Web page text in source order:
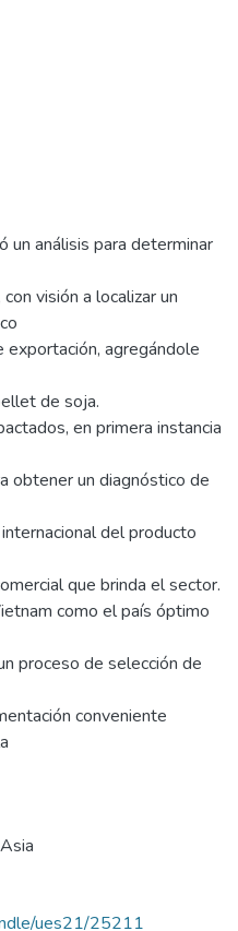
un análisis para determinar
visión a localizar un
exportación, agregándole
de soja.
en primera instancia
obtener un diagnóstico de
del producto
que brinda el sector.
como el país óptimo
proceso de selección de
conveniente
Asia
ues21/25211